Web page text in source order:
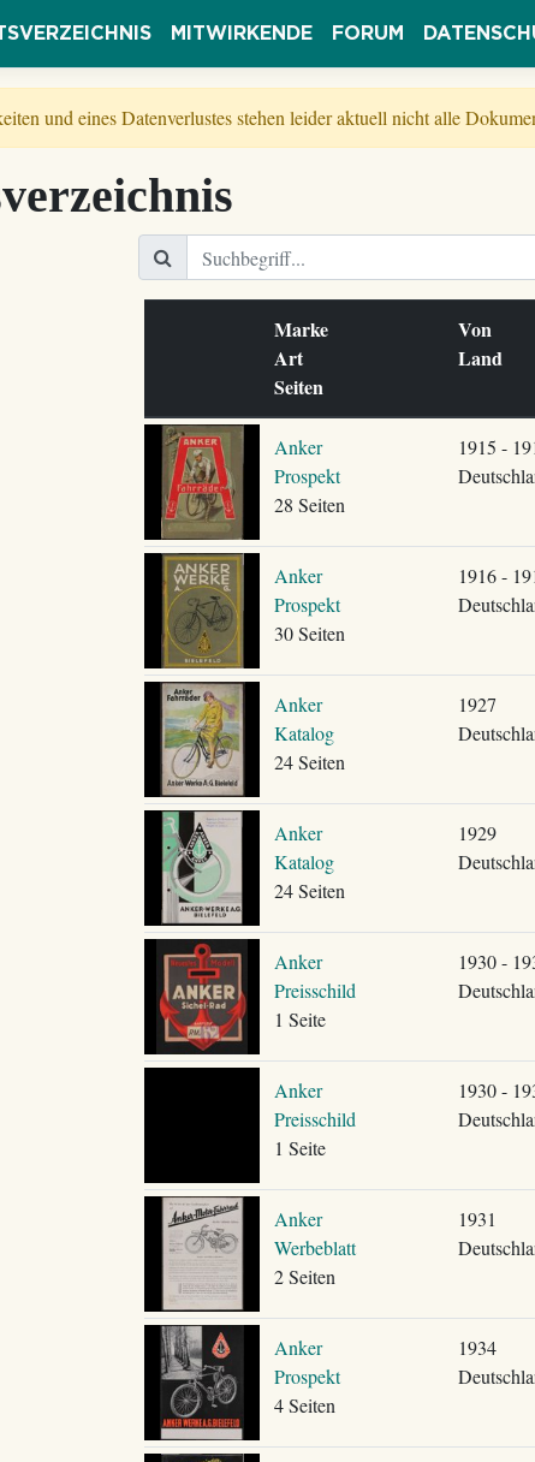
MITWIRKENDE FORUM
und eines Datenverlustes stehen leider aktuell nicht alle
Marke
Art
Seiten
Von
Land
Anker
Prospekt
28 Seiten
1915 -
Anker
Prospekt
30 Seiten
1916 -
Anker
Katalog
24 Seiten
1927
Anker
Katalog
24 Seiten
1929
Anker
Preisschild
1 Seite
1930 -
Anker
Preisschild
1 Seite
1930 -
Anker
Werbeblatt
2 Seiten
1931
Anker
Prospekt
4 Seiten
1934